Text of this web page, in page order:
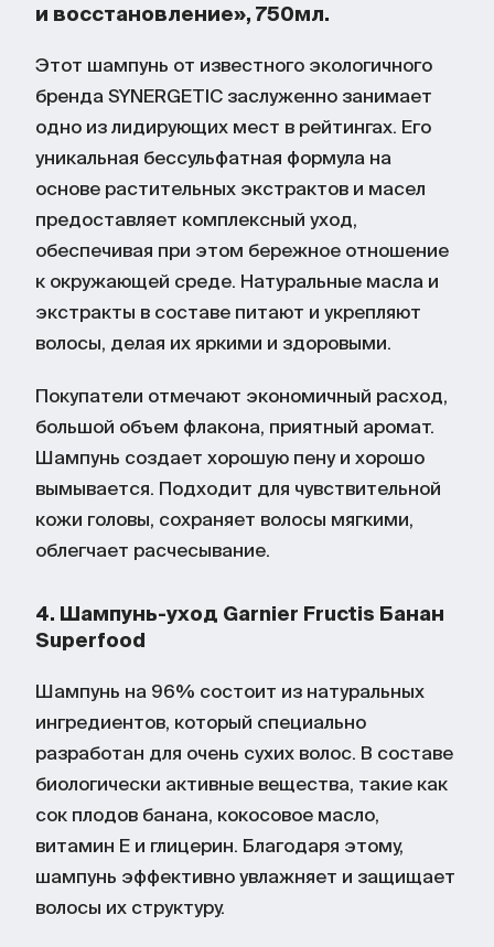
и восстановление», 750мл.
Этот шампунь от известного экологичного
бренда SYNERGETIC заслуженно занимает
одно из лидирующих мест в рейтингах. Его
уникальная бессульфатная формула на
основе растительных экстрактов и масел
предоставляет комплексный уход,
обеспечивая при этом бережное отношение
к окружающей среде. Натуральные масла и
экстракты в составе питают и укрепляют
волосы, делая их яркими и здоровыми.
Покупатели отмечают экономичный расход,
большой объем флакона, приятный аромат.
Шампунь создает хорошую пену и хорошо
вымывается. Подходит для чувствительной
кожи головы, сохраняет волосы мягкими,
облегчает расчесывание.
4. Шампунь-уход Garnier Fructis Банан
Superfood
Шампунь на 96% состоит из натуральных
ингредиентов, который специально
разработан для очень сухих волос. В составе
биологически активные вещества, такие как
сок плодов банана, кокосовое масло,
витамин Е и глицерин. Благодаря этому,
шампунь эффективно увлажняет и защищает
волосы их структуру.